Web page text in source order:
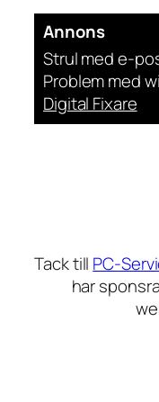
Annons
Strul med e-
Problem med
Digital Fixare
Tack till PC-
har